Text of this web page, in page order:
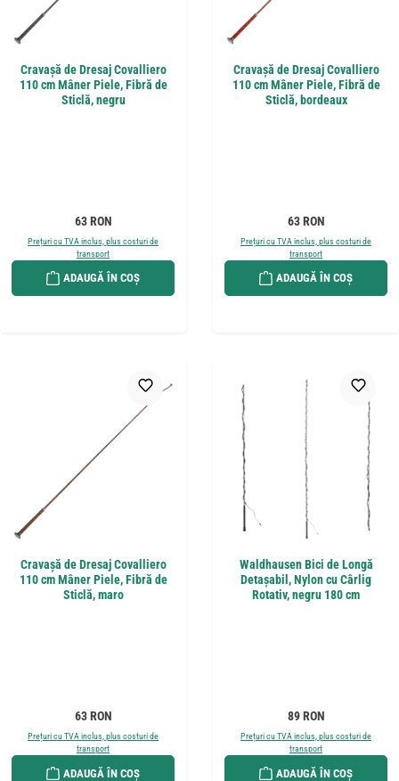
Cravașă de Dresaj Covalliero
110 cm Mâner Piele, Fibră de
Sticlă, negru
Preț obișnuit:
63 RON
Prețuri cu TVA inclus, plus costuri de
transport
ADAUGĂ ÎN COȘ
Cravașă de Dresaj Covalliero
110 cm Mâner Piele, Fibră de
Sticlă, bordeaux
Preț obișnuit:
63 RON
Prețuri cu TVA inclus, plus costuri de
transport
ADAUGĂ ÎN COȘ
Cravașă de Dresaj Covalliero
110 cm Mâner Piele, Fibră de
Sticlă, maro
Preț obișnuit:
63 RON
Prețuri cu TVA inclus, plus costuri de
transport
ADAUGĂ ÎN COȘ
Waldhausen Bici de Longă
Detașabil, Nylon cu Cârlig
Rotativ, negru 180 cm
Preț obișnuit:
89 RON
Prețuri cu TVA inclus, plus costuri de
transport
ADAUGĂ ÎN COȘ